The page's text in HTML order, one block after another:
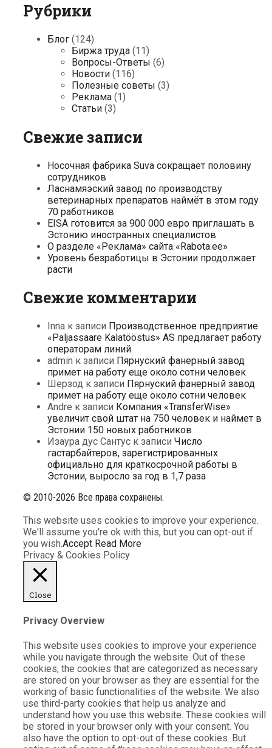
Рубрики
Блог (124)
Биржа труда (11)
Вопросы-Ответы (6)
Новости (116)
Полезные советы (3)
Реклама (1)
Статьи (3)
Свежие записи
Носочная фабрика Suva сокращает половину
сотрудников
Ласнамяэский завод по производству
ветеринарных препаратов наймёт в этом году
70 работников
EISA готовится за 900 000 евро приглашать в
Эстонию иностранных специалистов
О разделе «Реклама» сайта «Rabota.ee»
Уровень безработицы в Эстонии продолжает
расти
Свежие комментарии
Inna к записи Производственное предприятие
«Paljassaare Kalatööstus» AS предлагает работу
операторам линий
admin к записи Пярнуский фанерный завод
примет на работу еще около сотни человек
Шерзод к записи Пярнуский фанерный завод
примет на работу еще около сотни человек
Andre к записи Компания «TransferWise»
увеличит свой штат на 750 человек и наймет в
Эстонии 150 новых работников
Изаура дус Сантус к записи Число
гастарбайтеров, зарегистрированных
официально для краткосрочной работы в
Эстонии, выросло за год в 1,7 раза
© 2010-2026 Все права сохранены.
This website uses cookies to improve your experience.
We'll assume you're ok with this, but you can opt-out if
you wish.Accept Read More
Privacy & Cookies Policy
Close
Privacy Overview
This website uses cookies to improve your experience
while you navigate through the website. Out of these
cookies, the cookies that are categorized as necessary
are stored on your browser as they are essential for the
working of basic functionalities of the website. We also
use third-party cookies that help us analyze and
understand how you use this website. These cookies will
be stored in your browser only with your consent. You
also have the option to opt-out of these cookies. But